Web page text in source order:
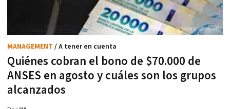
Quiénes cobran el bono de $70.000 de
ANSES en agosto y cuáles son los grupos
alcanzados
MANAGEMENT / A tener en cuenta